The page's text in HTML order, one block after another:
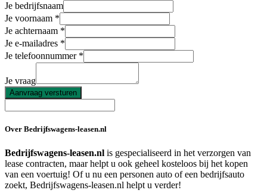
Je bedrijfsnaam
Je voornaam
Je achternaam
Je e-mailadres
Je telefoonnummer
Je vraag
Aanvraag versturen
Over Bedrijfswagens-leasen.nl
Bedrijfswagens-leasen.nl is gespecialiseerd in het verzorgen van
lease contracten, maar helpt u ook geheel kosteloos bij het kopen
van een voertuig! Of u nu een personen auto of een bedrijfsauto
zoekt, Bedrijfswagens-leasen.nl helpt u verder!